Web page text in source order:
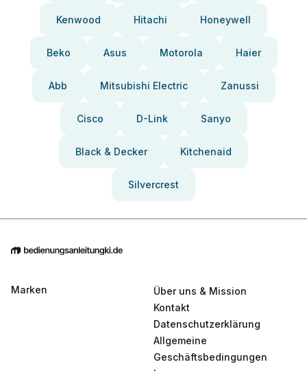
Kenwood Hitachi Honeywell
Beko Asus Motorola Haier
Abb Mitsubishi Electric Zanussi
Cisco D-Link Sanyo
Black & Decker Kitchenaid
Silvercrest
Marken
Über uns & Mission
Kontakt
Datenschutzerklärung
Allgemeine
Geschäftsbedingungen